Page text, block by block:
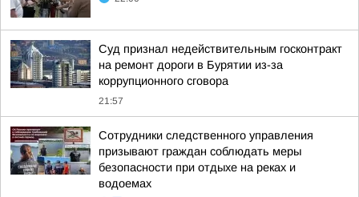
Суд признал недействительным госконтракт
на ремонт дороги в Бурятии из-за
коррупционного сговора
21:57
Сотрудники следственного управления
призывают граждан соблюдать меры
безопасности при отдыхе на реках и
водоемах